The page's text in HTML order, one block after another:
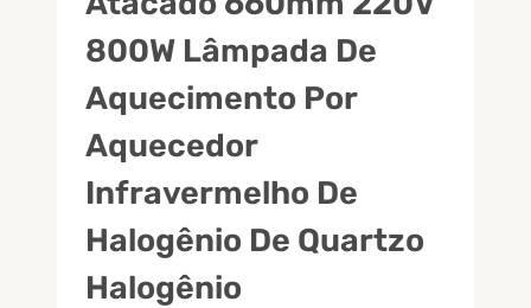
DE
PET
800W Lâmpada De
Aquecimento Por
Aquecedor
Infravermelho De
Halogênio De Quartzo
Halogênio